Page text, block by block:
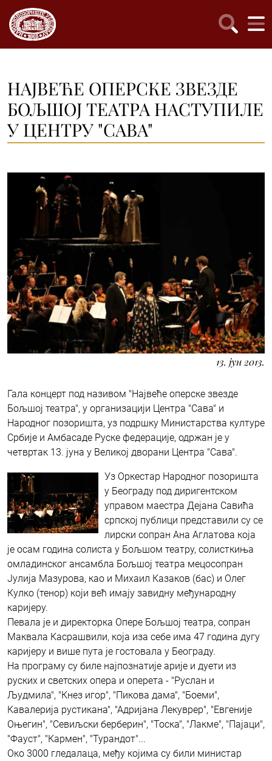
НАЈВЕЋЕ ОПЕРСКЕ ЗВЕЗДЕ
БОЉШОЈ ТЕАТРА НАСТУПИЛЕ
У ЦЕНТРУ "САВА"
13. јун 2013.
Гала концерт под називом "Највеће оперске звезде
Бољшој театра", у организацији Центра "Сава" и
Народног позоришта, уз подршку Министарства културе
Србије и Амбасаде Руске федерације, одржан је у
четвртак 13. јуна у Великој дворани Центра "Сава".
Уз Оркестар Народног позоришта
у Београду под диригентском
управом маестра Дејана Савића
српској публици представили су се
лирски сопран Ана Аглатова која
је осам година солиста у Бољшом театру, солисткиња
омладинског ансамбла Бољшој театра мецосопран
Јулија Мазурова, као и Михаил Казаков (бас) и Олег
Кулко (тенор) који већ имају завидну међународну
каријеру.
Певала је и директорка Опере Бољшој театра, сопран
Маквала Касрашвили, која иза себе има 47 година дугу
каријеру и више пута је гостовала у Београду.
На програму су биле најпознатије арије и дуети из
руских и светских опера и оперета - "Руслан и
Људмила", "Кнез игор", "Пикова дама", "Боеми",
Кавалерија рустикана", "Адријана Лекуврер", "Евгеније
Оњегин", "Севиљски берберин", "Тоска", "Лакме", "Пајаци",
"Фауст", "Кармен", "Турандот"...
Око 3000 гледалаца, међу којима су били министар